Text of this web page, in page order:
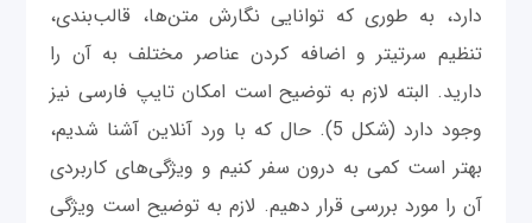
دارد، به‌ طوری که توانایی نگارش متن‌ها، قالب‌بندی،
تنظیم سرتیتر و اضافه کردن عناصر مختلف به آن‌ را
دارید. البته لازم به توضیح است امکان تایپ فارسی نیز
وجود دارد (شکل 5). حال که با ورد آنلاین آشنا شدیم،
بهتر است کمی به درون سفر کنیم و ویژگی‌های کاربردی
آن‌ را مورد بررسی قرار دهیم. لازم به توضیح است ویژگی